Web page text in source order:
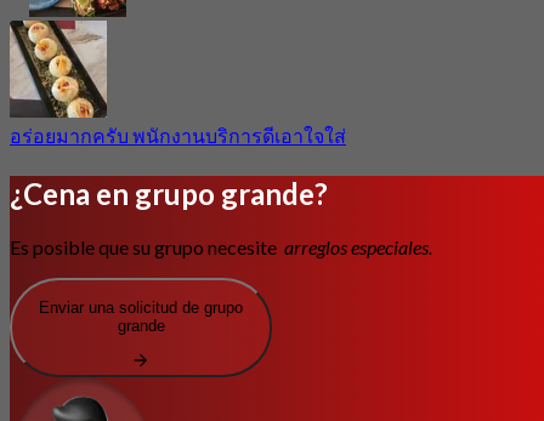
อร่อยมากครับ พนักงานบริการดีเอาใจใส่
¿Cena en grupo grande?
Es posible que su grupo necesite arreglos especiales.
Enviar una solicitud de grupo
grande